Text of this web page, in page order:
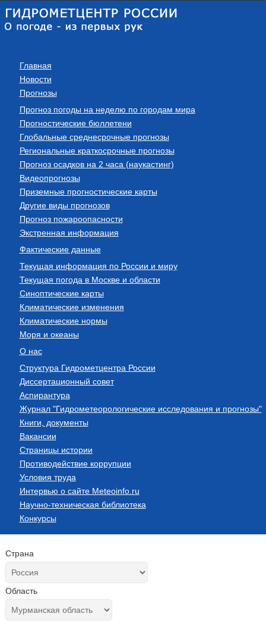
Главная
Новости
Прогнозы
Прогноз погоды на неделю по городам мира
Прогностические бюллетени
Глобальные среднесрочные прогнозы
Региональные краткосрочные прогнозы
Прогноз осадков на 2 часа (наукастинг)
Видеопрогнозы
Приземные прогностические карты
Другие виды прогнозов
Прогноз пожароопасности
Экстренная информация
Фактические данные
Текущая информация по России и миру
Текущая погода в Москве и области
Синоптические карты
Климатические изменения
Климатические нормы
Моря и океаны
О нас
Структура Гидрометцентра России
Диссертационный совет
Аспирантура
Журнал "Гидрометеорологические исследования и прогнозы"
Книги, документы
Вакансии
Страницы истории
Противодействие коррупции
Условия труда
Интервью о сайте Meteoinfo.ru
Научно-техническая библиотека
Конкурсы
Страна
Область